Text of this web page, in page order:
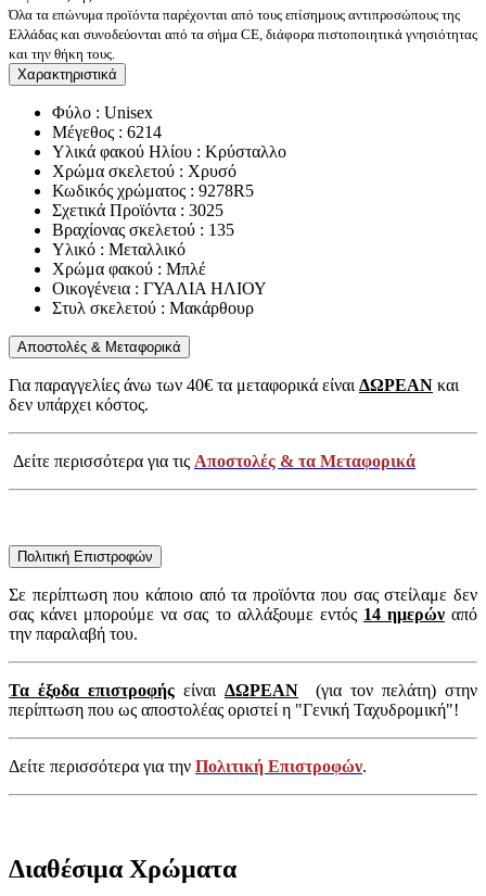
Όλα τα επώνυμα προϊόντα παρέχονται από τους επίσημους αντιπροσώπους της
Ελλάδας και συνοδεύονται από τα σήμα CE, διάφορα πιστοποιητικά γνησιότητας
και την θήκη τους.
Χαρακτηριστικά
Φύλο : Unisex
Μέγεθος : 6214
Υλικά φακού Ηλίου : Κρύσταλλο
Χρώμα σκελετού : Χρυσό
Κωδικός χρώματος : 9278R5
Σχετικά Προϊόντα : 3025
Βραχίονας σκελετού : 135
Υλικό : Μεταλλικό
Χρώμα φακού : Μπλέ
Οικογένεια : ΓΥΑΛΙΑ ΗΛΙΟΥ
Στυλ σκελετού : Μακάρθουρ
Αποστολές & Μεταφορικά
Για παραγγελίες άνω των 40€ τα μεταφορικά είναιΔΩΡΕΑΝ και
δεν υπάρχει κόστος.
Δείτε περισσότερα για τις Αποστολές & τα Μεταφορικά
Πολιτική Επιστροφών
Σε περίπτωση που κάποιο από τα προϊόντα που σας στείλαμε δεν
σας κάνει μπορούμε να σας το αλλάξουμε εντός 14 ημερώναπό
την παραλαβή του.
Τα έξοδα επιστροφής είναι ΔΩΡΕΑΝ (για τον πελάτη) στην
περίπτωση που ως αποστολέας οριστεί η "Γενική Ταχυδρομική"!
Δείτε περισσότερα για την Πολιτική Επιστροφών.
Διαθέσιμα Χρώματα